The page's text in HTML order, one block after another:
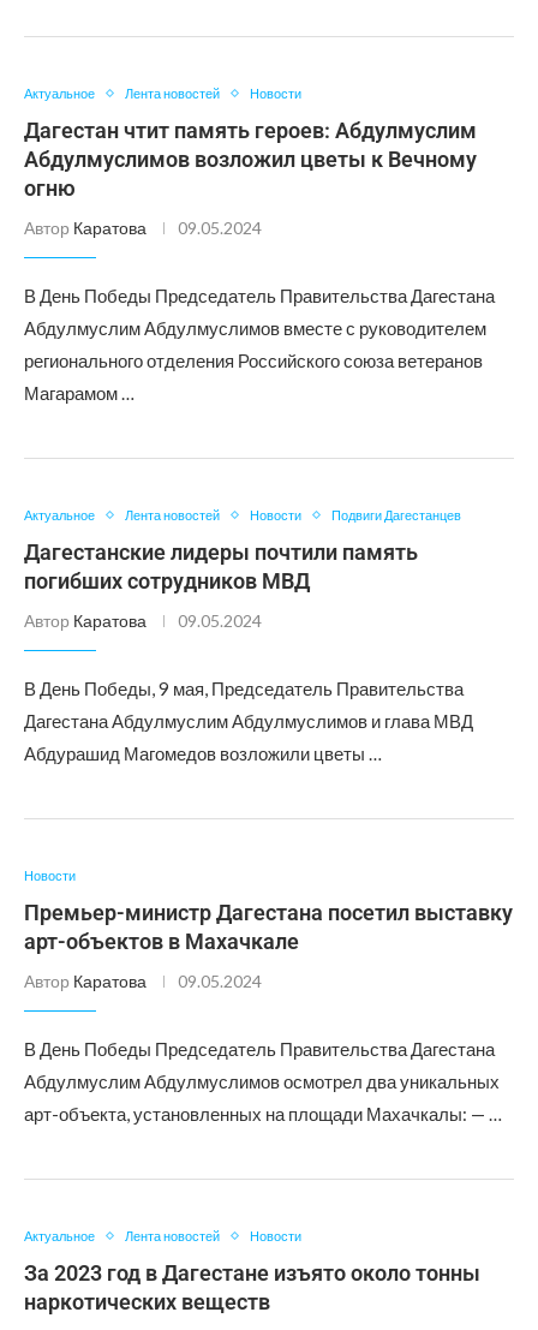
Актуальное Лента новостей Новости
Дагестан чтит память героев: Абдулмуслим
Абдулмуслимов возложил цветы к Вечному
огню
Автор Каратова 09.05.2024
В День Победы Председатель Правительства Дагестана
Абдулмуслим Абдулмуслимов вместе с руководителем
регионального отделения Российского союза ветеранов
Магарамом …
Актуальное Лента новостей Новости Подвиги Дагестанцев
Дагестанские лидеры почтили память
погибших сотрудников МВД
Автор Каратова 09.05.2024
В День Победы, 9 мая, Председатель Правительства
Дагестана Абдулмуслим Абдулмуслимов и глава МВД
Абдурашид Магомедов возложили цветы …
Новости
Премьер-министр Дагестана посетил выставку
арт-объектов в Махачкале
Автор Каратова 09.05.2024
В День Победы Председатель Правительства Дагестана
Абдулмуслим Абдулмуслимов осмотрел два уникальных
арт-объекта, установленных на площади Махачкалы: — …
Актуальное Лента новостей Новости
За 2023 год в Дагестане изъято около тонны
наркотических веществ